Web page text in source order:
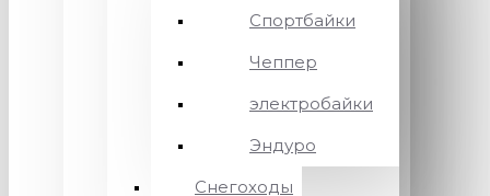
Спортбайки
Чеппер
электробайки
Эндуро
Снегоходы